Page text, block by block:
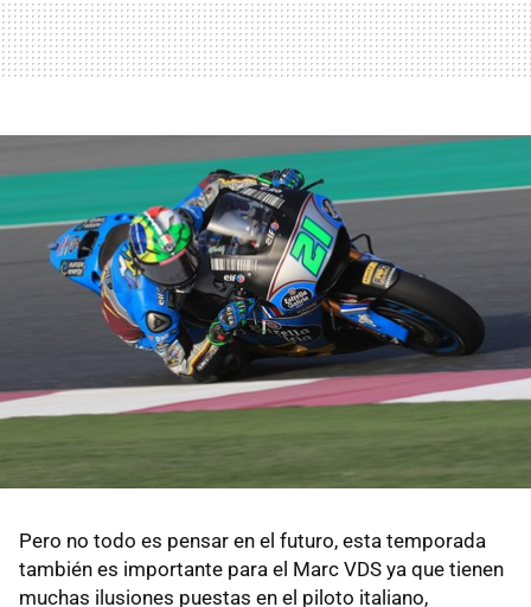
Pero no todo es pensar en el futuro, esta temporada
también es importante para el Marc VDS ya que tienen
muchas ilusiones puestas en el piloto italiano,